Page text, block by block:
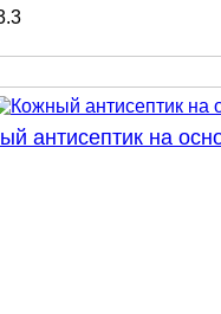
антисептик на